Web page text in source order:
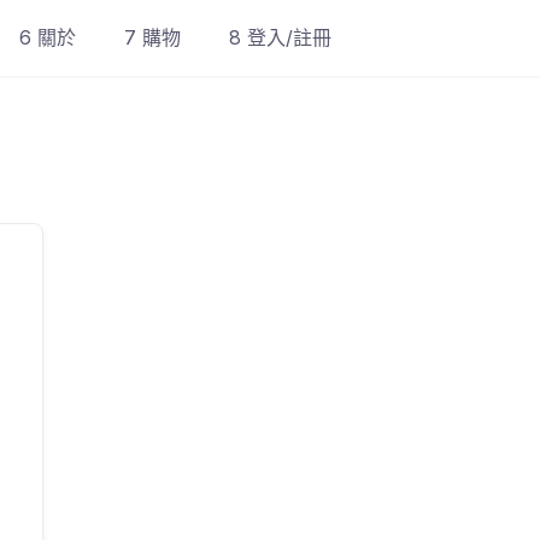
6 關於 7 購物 8 登入/註冊